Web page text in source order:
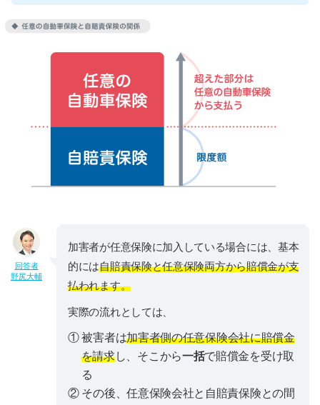
回答者
野尻大輔
加害者が任意保険に加入している場合には、基本
的には自賠責保険と任意保険両方から賠償金が支
払われます。
実際の流れとしては、
① 被害者は加害者側の任意保険会社に賠償金
を請求し、そこから一括で賠償金を受け取
る
② その後、任意保険会社と自賠責保険との間